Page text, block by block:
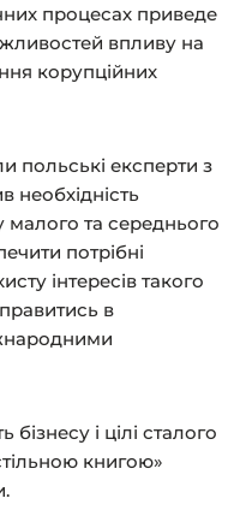
процесах приведе
впливу на
корупційних
польські експерти з
необхідність
малого та середнього
потрібні
інтересів такого
в
бізнесу і цілі сталого
книгою»